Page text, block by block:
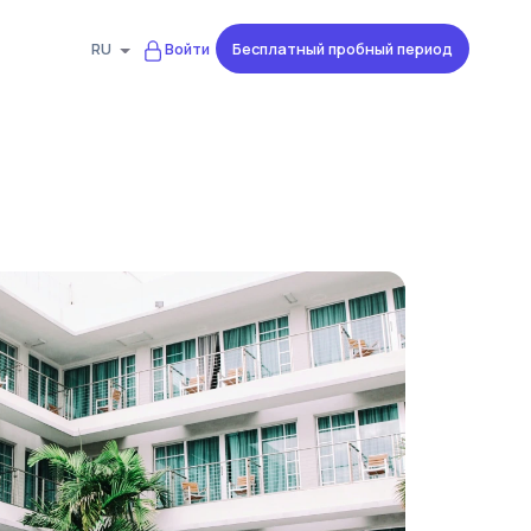
RU Войти Бесплатный пробный период